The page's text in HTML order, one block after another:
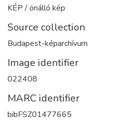
KÉP / önálló kép
Source collection
Budapest-képarchívum
Image identifier
022408
MARC identifier
bibFSZ01477665